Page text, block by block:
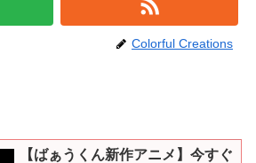
Colorful Creations
【ばぁうくん新作アニメ】今すぐ